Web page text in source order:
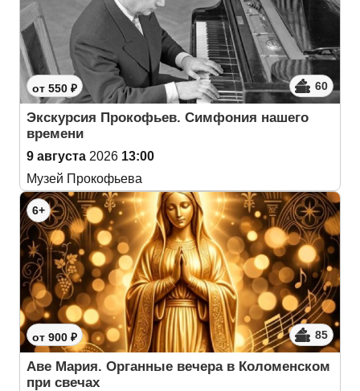
от 550 ₽ 60
Экскурсия Прокофьев. Симфония нашего
времени
9 августа 2026 13:00
Музей Прокофьева
6+
от 900 ₽ 85
Аве Мария. Органные вечера в Коломенском
при свечах